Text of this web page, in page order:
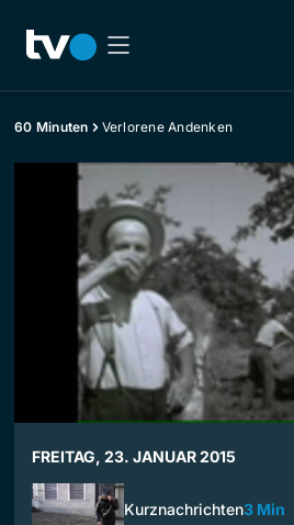
60 Minuten Verlorene Andenken
FREITAG, 23. JANUAR 2015
Kurznachrichten3 Min